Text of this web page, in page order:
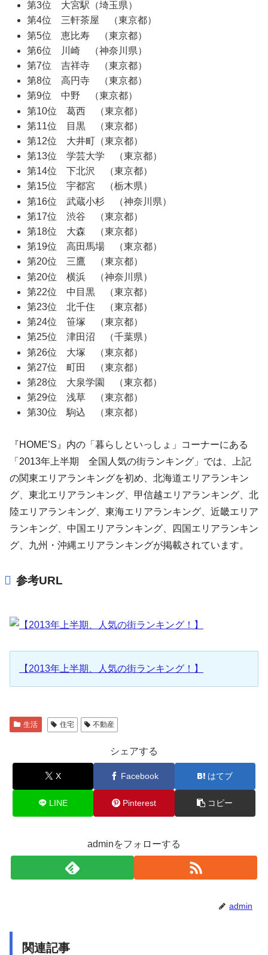
第3位 大宮駅（埼玉県）
第4位 三軒茶屋 （東京都）
第5位 恵比寿 （東京都）
第6位 川崎 （神奈川県）
第7位 吉祥寺 （東京都）
第8位 高円寺 （東京都）
第9位 中野 （東京都）
第10位 葛西 （東京都）
第11位 目黒 （東京都）
第12位 大井町（東京都）
第13位 学芸大学 （東京都）
第14位 下北沢 （東京都）
第15位 宇都宮 （栃木県）
第16位 武蔵小杉 （神奈川県）
第17位 渋谷 （東京都）
第18位 大森 （東京都）
第19位 高田馬場 （東京都）
第20位 三鷹 （東京都）
第20位 横浜 （神奈川県）
第22位 中目黒 （東京都）
第23位 北千住 （東京都）
第24位 笹塚 （東京都）
第25位 津田沼 （千葉県）
第26位 大塚 （東京都）
第27位 町田 （東京都）
第28位 大泉学園 （東京都）
第29位 浅草 （東京都）
第30位 駒込 （東京都）
『HOME’S』内の「暮らしといっしょ」コーナーにある
「2013年上半期 全国人気の街ランキング」では、上記
の関東エリアランキングを初め、北海道エリアランキン
グ、東北エリアランキング、甲信越エリアランキング、北
陸エリアランキング、東海エリアランキング、近畿エリア
ランキング、中国エリアランキング、四国エリアランキン
グ、九州・沖縄エリアランキングが掲載されています。
参考URL
【2013年上半期、人気の街ランキング！】
生活 住宅 不動産
シェアする
X Facebook はてブ
LINE Pinterest コピー
adminをフォローする
admin
関連記事